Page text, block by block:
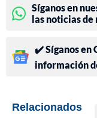
Síganos en
las noticias
✔️ Síganos en
información
Relacionados